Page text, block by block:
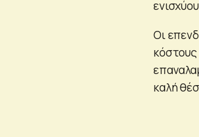
Οι
κόστους
καλή